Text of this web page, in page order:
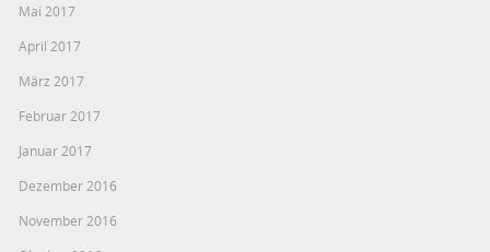
Mai 2017
April 2017
März 2017
Februar 2017
Januar 2017
Dezember 2016
November 2016